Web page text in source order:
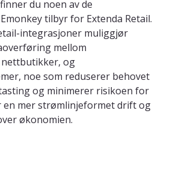
du noen av de
tilbyr for Extenda Retail.
integrasjoner muliggjør
mellom
nettbutikker, og
noe som reduserer behovet
og minimerer risikoen for
en mer strømlinjeformet drift og
økonomien.